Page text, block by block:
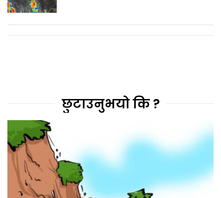
छुटाउनुभयो कि ?